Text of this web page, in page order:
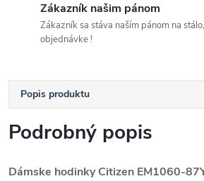
Zákazník našim pánom
Zákazník sa stáva naším pánom na
objednávke !
Popis produktu
Podrobný popis
Dámske hodinky Citizen EM1060-